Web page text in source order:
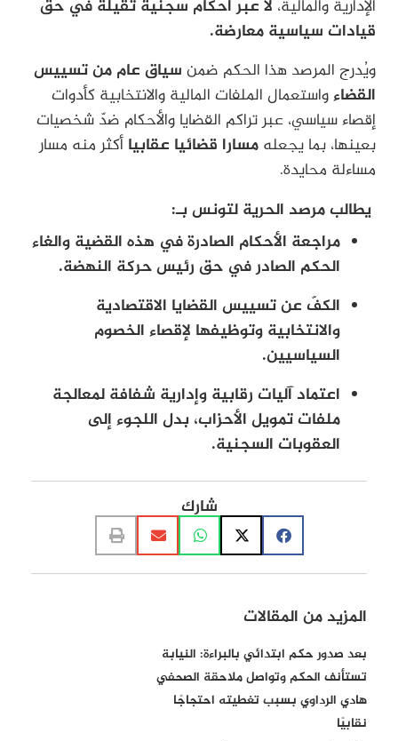
الإدارية والمالية، لا عبر أحكام سجنية ثقيلة في حقّ
قيادات سياسية معارضة.
ويُدرج المرصد هذا الحكم ضمن سياق عام من تسييس
القضاءواستعمال الملفات المالية والانتخابية كأدوات
إقصاء سياسي، عبر تراكم القضايا والأحكام ضدّ شخصيات
بعينها، بما يجعله مسارا قضائيا عقابيا أكثر منه مسار
مساءلة محايدة.
يطالب مرصد الحرية لتونس بـ:
مراجعة الأحكام الصادرة في هذه القضية والغاء
الحكم الصادر في حق رئيس حركة النهضة.
الكفّ عن تسييس القضايا الاقتصادية
والانتخابية وتوظيفها لإقصاء الخصوم
السياسيين.
اعتماد آليات رقابية وإدارية شفافة لمعالجة
ملفات تمويل الأحزاب، بدل اللجوء إلى
العقوبات السجنية.
شارك
المزيد من المقالات
بعد صدور حكم ابتدائي بالبراءة: النيابة
تستأنف الحكم وتواصل ملاحقة الصحفي
هادي الرداوي بسبب تغطيته احتجاجًا
نقابيًا